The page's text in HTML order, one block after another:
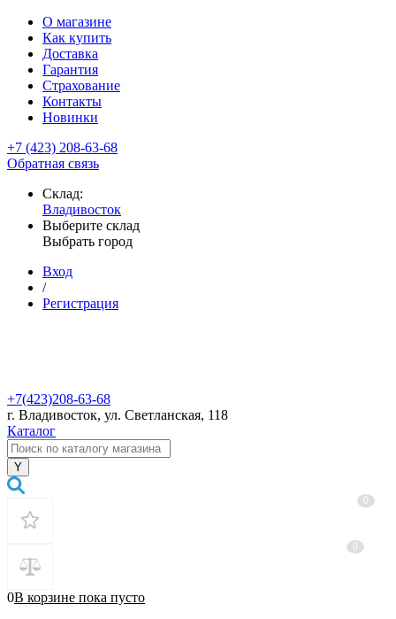
О магазине
Как купить
Доставка
Гарантия
Страхование
Контакты
Новинки
+7 (423) 208-63-68
Обратная связь
Склад:
Владивосток
Выберите склад
Выбрать город
Вход
/
Регистрация
+7(423)208-63-68
г. Владивосток, ул. Светланская, 118
Каталог
0В корзине пока пусто